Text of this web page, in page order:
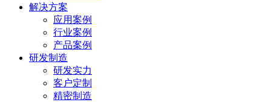
解决方案
应用案例
行业案例
产品案例
研发制造
研发实力
客户定制
精密制造